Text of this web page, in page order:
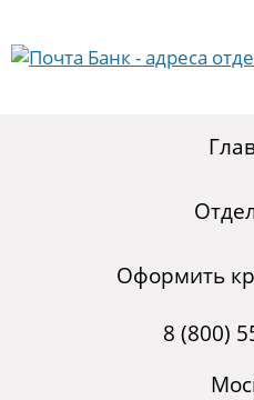
Оформить
8 (800)